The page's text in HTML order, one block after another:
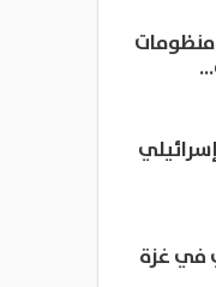
في غزة